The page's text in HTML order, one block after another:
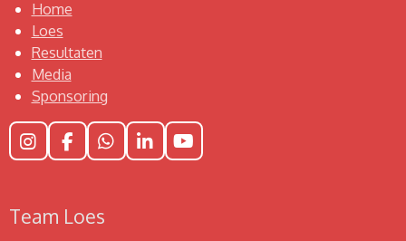
Home
Loes
Resultaten
Media
Sponsoring
I
n
a
F
a
W
h
L
i
Y
o
Team Loes